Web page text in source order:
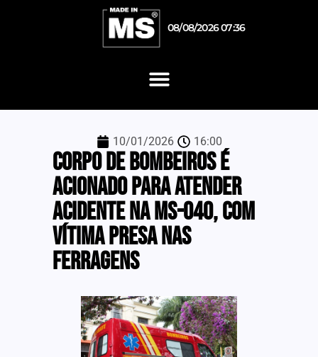
08/08/2026 07:36
10/01/2026 16:00
Corpo de Bombeiros é
acionado para atender
acidente na MS-040, com
vítima presa nas
ferragens